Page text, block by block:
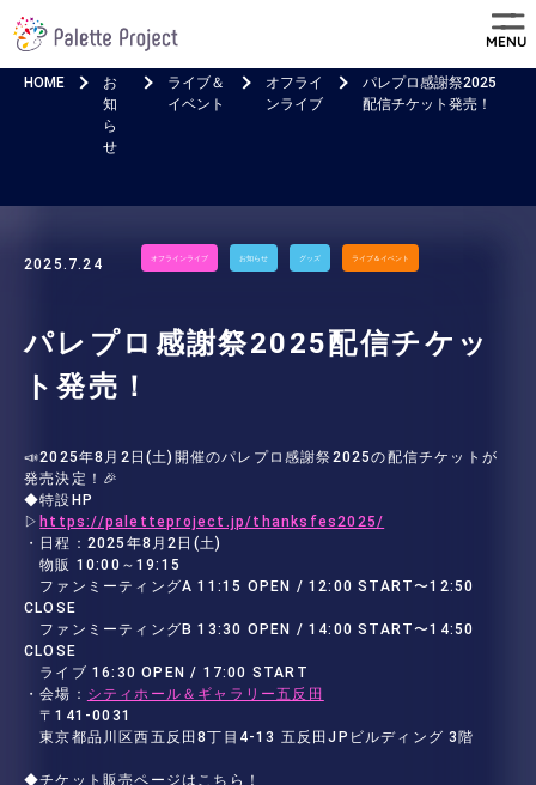
MENU
HOME
お
知
ら
せ
ライブ＆
イベント
オフライ
ンライブ
パレプロ感謝祭2025
配信チケット発売！
2025.7.24 オフラインライブ お知らせ グッズ ライブ＆イベント
パレプロ感謝祭2025配信チケッ
ト発売！
📣2025年8月2日(土)開催のパレプロ感謝祭2025の配信チケットが
発売決定！🎉
◆特設HP
▷ https://paletteproject.jp/thanksfes2025/
・日程：2025年8月2日(土)
物販 10:00～19:15
ファンミーティングA 11:15 OPEN / 12:00 START〜12:50
CLOSE
ファンミーティングB 13:30 OPEN / 14:00 START〜14:50
CLOSE
ライブ 16:30 OPEN / 17:00 START
・会場： シティホール＆ギャラリー五反田
〒141-0031
東京都品川区西五反田8丁目4-13 五反田JPビルディング 3階
◆チケット販売ページはこちら！